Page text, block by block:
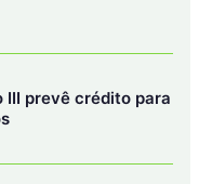
que protagonizou